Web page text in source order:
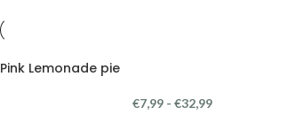
Pink Lemonade pie
€7,99 - €32,99